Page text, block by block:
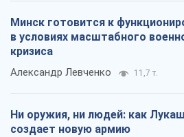
Минск готовится к
в условиях масштабного
кризиса
Александр Левченко 11,7 т.
Ни оружия, ни людей: как
создает новую армию